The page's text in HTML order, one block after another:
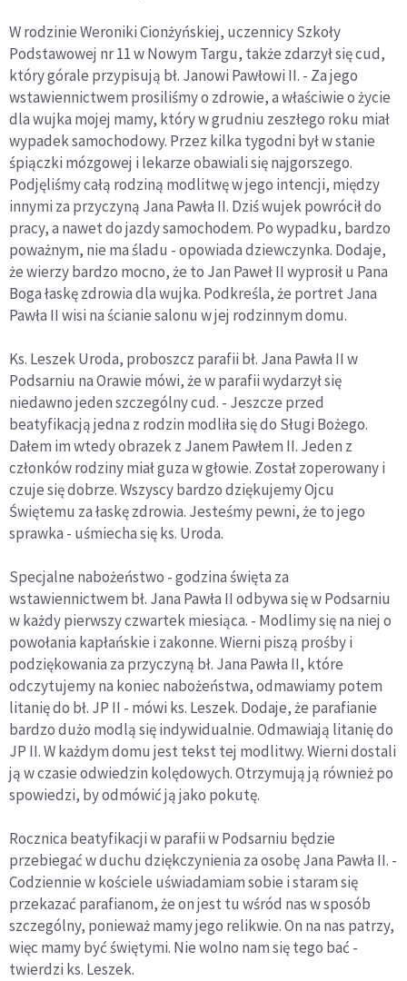
W rodzinie Weroniki Cionżyńskiej, uczennicy Szkoły
Podstawowej nr 11 w Nowym Targu, także zdarzył się cud,
który górale przypisują bł. Janowi Pawłowi II. - Za jego
wstawiennictwem prosiliśmy o zdrowie, a właściwie o życie
dla wujka mojej mamy, który w grudniu zeszłego roku miał
wypadek samochodowy. Przez kilka tygodni był w stanie
śpiączki mózgowej i lekarze obawiali się najgorszego.
Podjęliśmy całą rodziną modlitwę w jego intencji, między
innymi za przyczyną Jana Pawła II. Dziś wujek powrócił do
pracy, a nawet do jazdy samochodem. Po wypadku, bardzo
poważnym, nie ma śladu - opowiada dziewczynka. Dodaje,
że wierzy bardzo mocno, że to Jan Paweł II wyprosił u Pana
Boga łaskę zdrowia dla wujka. Podkreśla, że portret Jana
Pawła II wisi na ścianie salonu w jej rodzinnym domu.
Ks. Leszek Uroda, proboszcz parafii bł. Jana Pawła II w
Podsarniu na Orawie mówi, że w parafii wydarzył się
niedawno jeden szczególny cud. - Jeszcze przed
beatyfikacją jedna z rodzin modliła się do Sługi Bożego.
Dałem im wtedy obrazek z Janem Pawłem II. Jeden z
członków rodziny miał guza w głowie. Został zoperowany i
czuje się dobrze. Wszyscy bardzo dziękujemy Ojcu
Świętemu za łaskę zdrowia. Jesteśmy pewni, że to jego
sprawka - uśmiecha się ks. Uroda.
Specjalne nabożeństwo - godzina święta za
wstawiennictwem bł. Jana Pawła II odbywa się w Podsarniu
w każdy pierwszy czwartek miesiąca. - Modlimy się na niej o
powołania kapłańskie i zakonne. Wierni piszą prośby i
podziękowania za przyczyną bł. Jana Pawła II, które
odczytujemy na koniec nabożeństwa, odmawiamy potem
litanię do bł. JP II - mówi ks. Leszek. Dodaje, że parafianie
bardzo dużo modlą się indywidualnie. Odmawiają litanię do
JP II. W każdym domu jest tekst tej modlitwy. Wierni dostali
ją w czasie odwiedzin kolędowych. Otrzymują ją również po
spowiedzi, by odmówić ją jako pokutę.
Rocznica beatyfikacji w parafii w Podsarniu będzie
przebiegać w duchu dziękczynienia za osobę Jana Pawła II. -
Codziennie w kościele uświadamiam sobie i staram się
przekazać parafianom, że on jest tu wśród nas w sposób
szczególny, ponieważ mamy jego relikwie. On na nas patrzy,
więc mamy być świętymi. Nie wolno nam się tego bać -
twierdzi ks. Leszek.